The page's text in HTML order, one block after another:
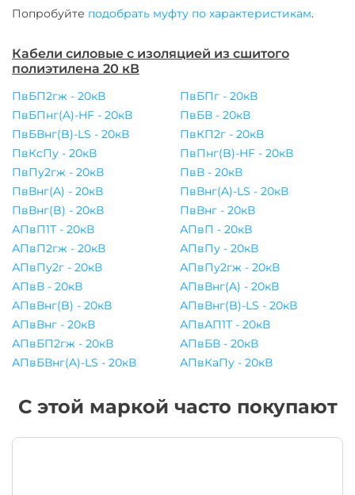
Попробуйте подобрать муфту по характеристикам.
Кабели силовые с изоляцией из сшитого
полиэтилена 20 кВ
ПвБП2гж - 20кВ
ПвБПг - 20кВ
ПвБПнг(A)-HF - 20кВ
ПвБВ - 20кВ
ПвБВнг(B)-LS - 20кВ
ПвКП2г - 20кВ
ПвКсПу - 20кВ
ПвПнг(B)-HF - 20кВ
ПвПу2гж - 20кВ
ПвВ - 20кВ
ПвВнг(A) - 20кВ
ПвВнг(A)-LS - 20кВ
ПвВнг(B) - 20кВ
ПвВнг - 20кВ
АПвП1Т - 20кВ
АПвП - 20кВ
АПвП2гж - 20кВ
АПвПу - 20кВ
АПвПу2г - 20кВ
АПвПу2гж - 20кВ
АПвВ - 20кВ
АПвВнг(A) - 20кВ
АПвВнг(B) - 20кВ
АПвВнг(B)-LS - 20кВ
АПвВнг - 20кВ
АПвАП1Т - 20кВ
АПвБП2гж - 20кВ
АПвБВ - 20кВ
АПвБВнг(A)-LS - 20кВ
АПвКаПу - 20кВ
С этой маркой часто покупают